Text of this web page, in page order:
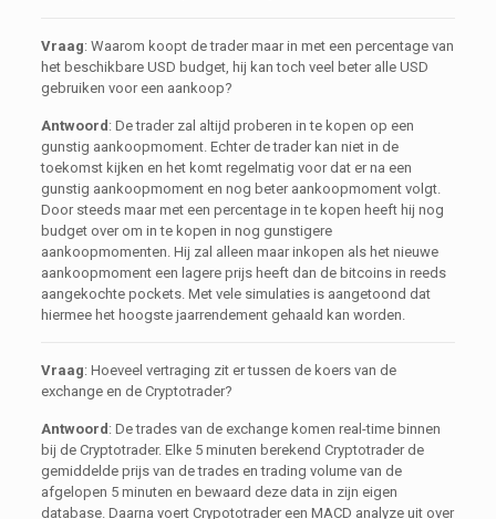
Vraag: Waarom koopt de trader maar in met een percentage van
het beschikbare USD budget, hij kan toch veel beter alle USD
gebruiken voor een aankoop?
Antwoord : De trader zal altijd proberen in te kopen op een
gunstig aankoopmoment. Echter de trader kan niet in de
toekomst kijken en het komt regelmatig voor dat er na een
gunstig aankoopmoment en nog beter aankoopmoment volgt.
Door steeds maar met een percentage in te kopen heeft hij nog
budget over om in te kopen in nog gunstigere
aankoopmomenten. Hij zal alleen maar inkopen als het nieuwe
aankoopmoment een lagere prijs heeft dan de bitcoins in reeds
aangekochte pockets. Met vele simulaties is aangetoond dat
hiermee het hoogste jaarrendement gehaald kan worden.
Vraag: Hoeveel vertraging zit er tussen de koers van de
exchange en de Cryptotrader?
Antwoord : De trades van de exchange komen real-time binnen
bij de Cryptotrader. Elke 5 minuten berekend Cryptotrader de
gemiddelde prijs van de trades en trading volume van de
afgelopen 5 minuten en bewaard deze data in zijn eigen
database. Daarna voert Crypototrader een MACD analyze uit over